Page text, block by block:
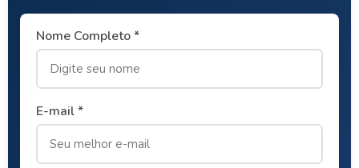
Nome Completo *
E-mail *